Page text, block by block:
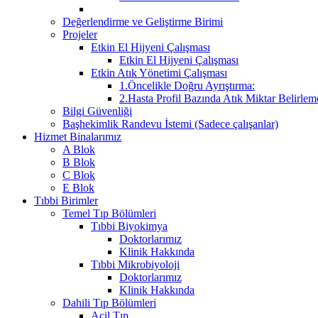
Değerlendirme ve Geliştirme Birimi
Projeler
Etkin El Hijyeni Çalışması
Etkin El Hijyeni Çalışması
Etkin Atık Yönetimi Çalışması
1.Öncelikle Doğru Ayrıştırma:
2.Hasta Profil Bazında Atık Miktar
Bilgi Güvenliği
Başhekimlik Randevu İstemi (Sadece çalışanlar)
Hizmet Binalarımız
A Blok
B Blok
C Blok
E Blok
Tıbbi Birimler
Temel Tıp Bölümleri
Tıbbi Biyokimya
Doktorlarımız
Klinik Hakkında
Tıbbi Mikrobiyoloji
Doktorlarımız
Klinik Hakkında
Dahili Tıp Bölümleri
Acil Tıp